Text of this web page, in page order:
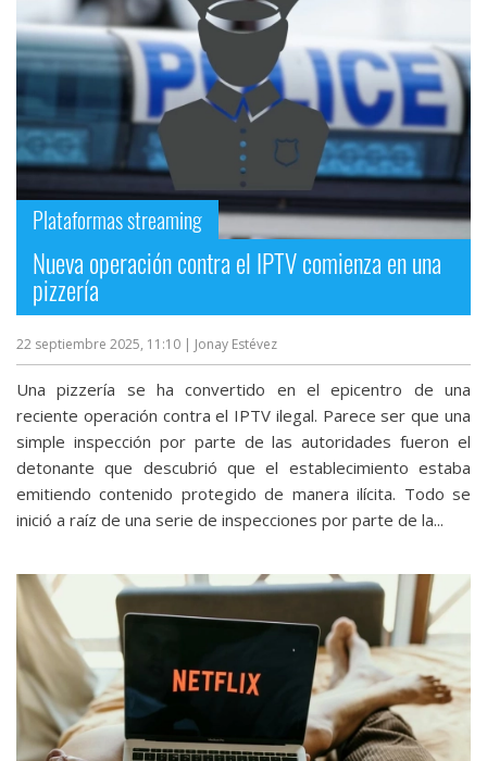
Plataformas streaming
Nueva operación contra el IPTV comienza en una
pizzería
22 septiembre 2025, 11:10 | Jonay Estévez
Una pizzería se ha convertido en el epicentro de una
reciente operación contra el IPTV ilegal. Parece ser que una
simple inspección por parte de las autoridades fueron el
detonante que descubrió que el establecimiento estaba
emitiendo contenido protegido de manera ilícita. Todo se
inició a raíz de una serie de inspecciones por parte de la...